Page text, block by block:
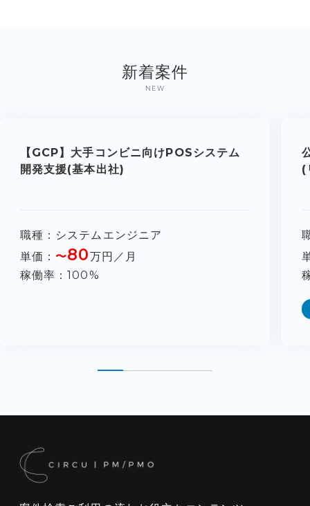
新着案件
NEW
【GCP】大手コンビニ向けPOSシステム
開発支援(基本出社)
職種
システムエンジニア
単価
〜80万円／月
稼働率
100%
(